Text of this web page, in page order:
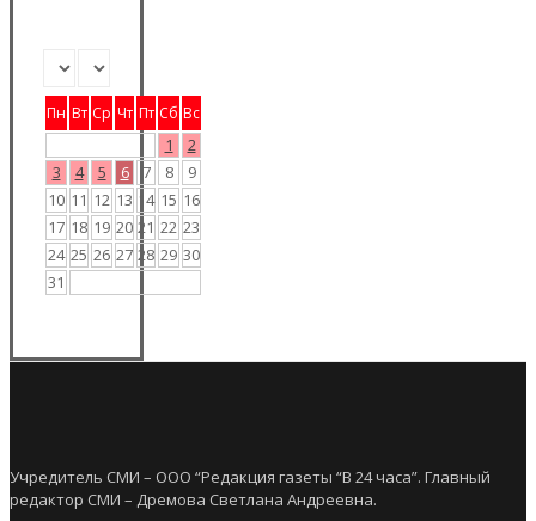
Пн Вт Ср Чт Пт Сб Вс
1
2
3
4 5 6 7 8
9
10 11 12 13 14 15 16
17 18 19 20 21 22 23
24 25 26 27 28 29 30
31
Учредитель СМИ – ООО “Редакция газеты “В 24 часа”. Главный
редактор СМИ – Дремова Светлана Андреевна.